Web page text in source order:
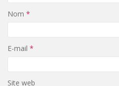
Nom *
E-mail *
Site web